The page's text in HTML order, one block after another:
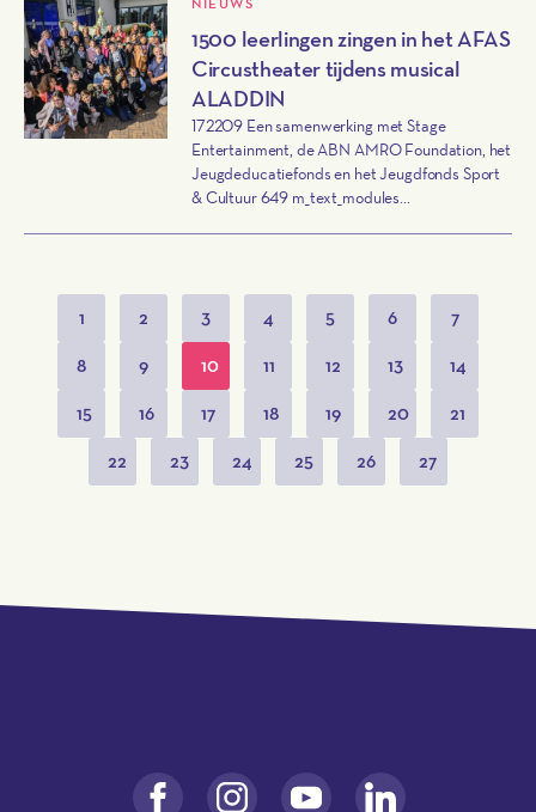
1500 leerlingen zingen in het AFAS
Circustheater tijdens musical
ALADDIN
172209 Een samenwerking met Stage
Entertainment, de ABN AMRO Foundation, het
Jeugdeducatiefonds en het Jeugdfonds Sport
& Cultuur 649 m_text_modules...
1 2 3 4 5 6
7
8
9 10 11 12 13
14
15
16 17 18 19 20
21
22
23 24 25 26 27